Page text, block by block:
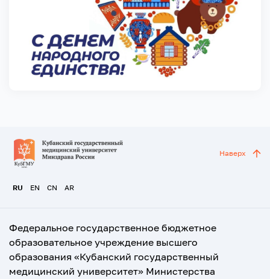
RU EN CN AR
Наверх
Федеральное государственное бюджетное
образовательное учреждение высшего
образования «Кубанский государственный
медицинский университет» Министерства